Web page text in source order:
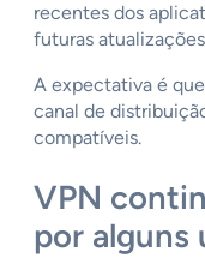
recentes dos
futuras
A expectativa é
canal de
compatíveis.
VPN
por alguns